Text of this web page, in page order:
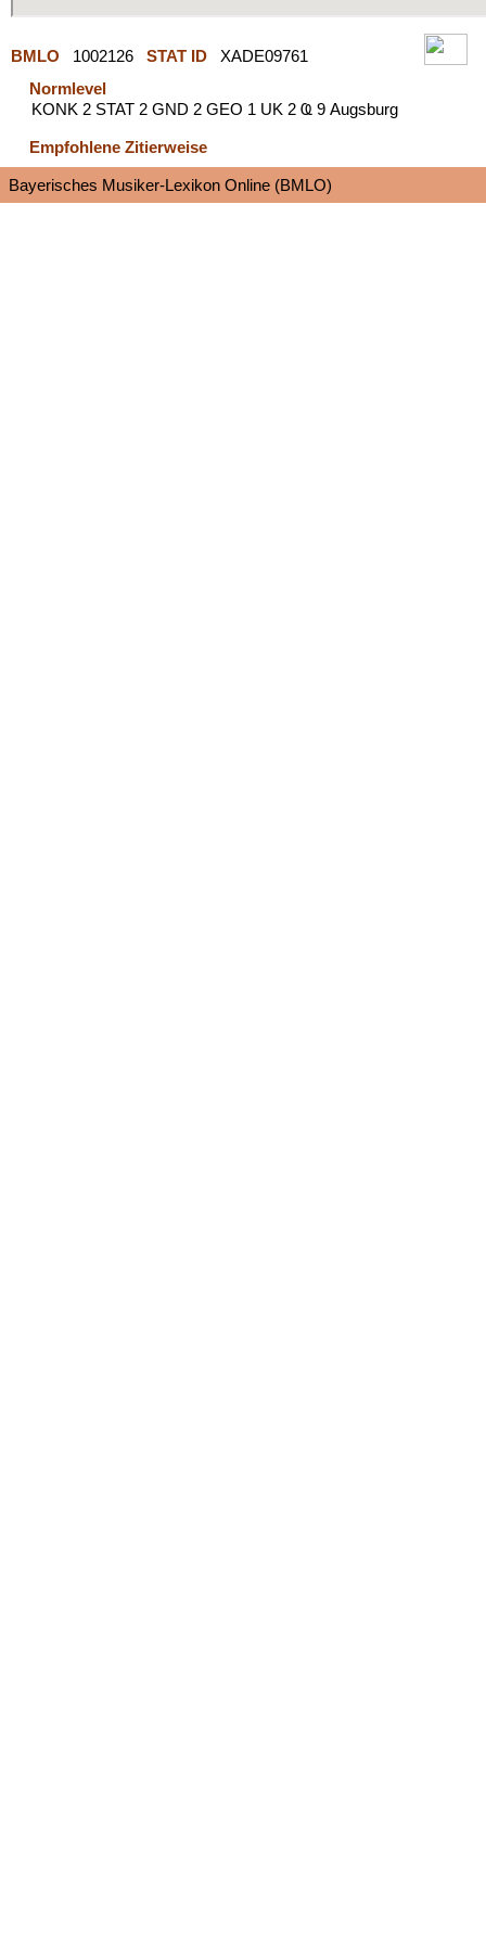
BMLO 1002126 STAT ID
XADE09761
Normlevel
KONK 2 STAT 2 GND 2 GEO 1 UK 2 Ҩ 9 Augsburg
Empfohlene Zitierweise
Bayerisches Musiker-Lexikon Online (BMLO)